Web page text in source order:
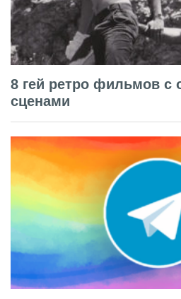
8 гей ретро фильмов с
сценами